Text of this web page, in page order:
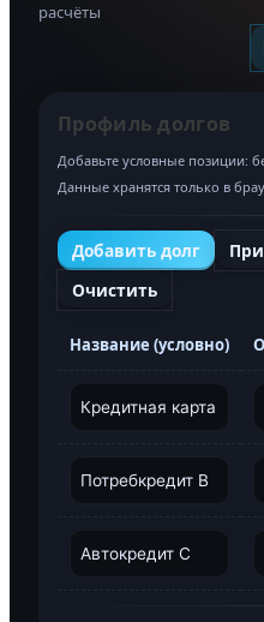
расчёты
Профиль долгов
Добавьте условные позиции:
Данные хранятся только в
Добавить долг
Очистить
Название (условно)